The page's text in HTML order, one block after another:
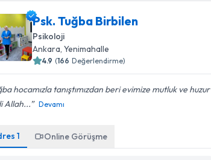
Psk. Tuğba Birbilen
Psikoloji
Ankara , Yenimahalle
4.9 (166 Değerlendirme)
hocamızla tanıştımızdan beri evimize mutluk ve huzur
Allah...
Devamı
1 Online Görüşme